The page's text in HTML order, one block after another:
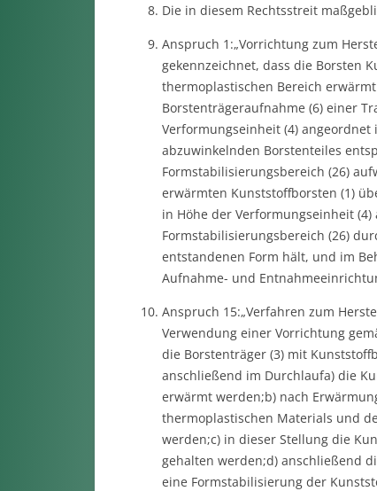
Die in diesem Rechtsstreit
Anspruch 1:„Vorrichtung zum
gekennzeichnet, dass die Borsten
thermoplastischen Bereich
Borstenträgeraufnahme (6) einer
Verformungseinheit (4) angeordnet
abzuwinkelnden Borstenteiles
Formstabilisierungsbereich (26)
erwärmten Kunststoffborsten (1)
in Höhe der Verformungseinheit
Formstabilisierungsbereich (26)
entstandenen Form hält, und im
Aufnahme- und
Anspruch 15:„Verfahren zum
Verwendung einer Vorrichtung
die Borstenträger (3) mit
anschließend im Durchlaufa) die
erwärmt werden;b) nach
thermoplastischen Materials und
werden;c) in dieser Stellung die
gehalten werden;d) anschließend
eine Formstabilisierung der